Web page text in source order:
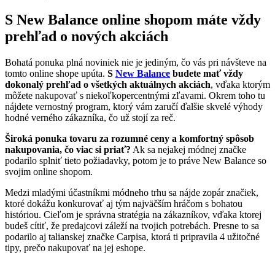
S New Balance online shopom máte vždy
prehľad o nových akciách
Bohatá ponuka plná noviniek nie je jediným, čo vás pri návšteve na
tomto online shope upúta. S New Balance budete mať vždy
dokonalý prehľad o všetkých aktuálnych akciách, vďaka ktorým
môžete nakupovať s niekoľkopercentnými zľavami. Okrem toho tu
nájdete vernostný program, ktorý vám zaručí ďalšie skvelé výhody
hodné verného zákazníka, čo už stojí za reč.
Široká ponuka tovaru za rozumné ceny a komfortný spôsob
nakupovania, čo viac si priať? Ak sa nejakej módnej značke
podarilo splniť tieto požiadavky, potom je to práve New Balance so
svojim online shopom.
Medzi mladými účastníkmi módneho trhu sa nájde zopár značiek,
ktoré dokážu konkurovať aj tým najväčším hráčom s bohatou
históriou. Cieľom je správna stratégia na zákazníkov, vďaka ktorej
budeš cítiť, že predajcovi záleží na tvojich potrebách. Presne to sa
podarilo aj talianskej značke Carpisa, ktorá ti pripravila 4 užitočné
tipy, prečo nakupovať na jej eshope.